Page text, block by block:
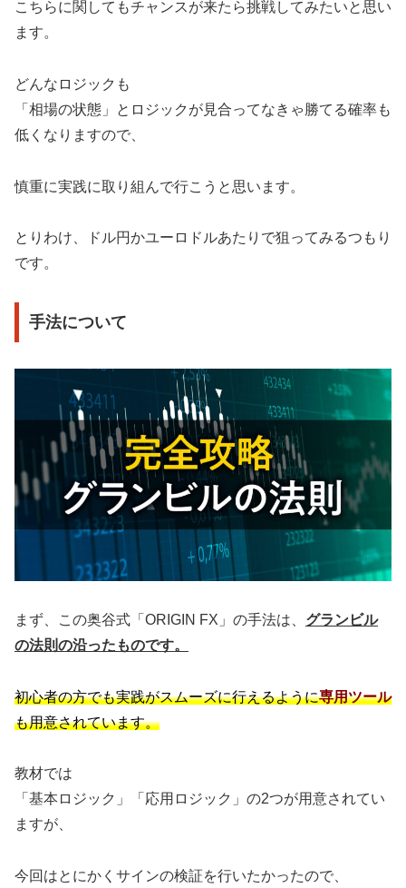
こちらに関してもチャンスが来たら挑戦してみたいと思い
ます。
どんなロジックも
「相場の状態」とロジックが見合ってなきゃ勝てる確率も
低くなりますので、
慎重に実践に取り組んで行こうと思います。
とりわけ、ドル円かユーロドルあたりで狙ってみるつもり
です。
手法について
まず、この奥谷式「ORIGIN FX」の手法は、 グランビル
の法則の沿ったものです。
初心者の方でも実践がスムーズに行えるように専用ツール
も用意されています。
教材では
「基本ロジック」「応用ロジック」の2つが用意されてい
ますが、
今回はとにかくサインの検証を行いたかったので、